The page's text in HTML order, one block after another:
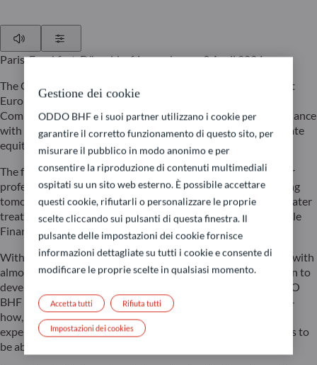
Paris, Frankfurt, Düsseldorf, Luxembourg, 9 April 2024
The ODDO BHF AM Private Assets team is launching its first
European long-term investment fund. Called ODDO BHF
Commit for Tomorrow ELTIF, it has been structured in accordance
with ELTIF 2.0, a regulation meant to promote access to private
equity by a greater number of retail investors.
The fund is managed under a strategy previously reserved for
professional clients. It aims to finance solutions for addressing
tomorrow’s challenges in fields such as energy storage and water
treatment. It is classified “Article 8” under the EU’s Sustainable
Finance Disclosure Regulation (SFDR).
With a track record more than 20 years in private assets and with
almost 4 billion euros in capital raised, ODDO BHF AM began to
develop an environmental thematic capability in 2020. ODDO
BHF Commit for Tomorrow ELTIF will benefit from the know-
how, and the management and research skills of a team of 15
experts possessing top-notch market expertise and networks to
be able to initiate transactions.
Gestione dei cookie
ODDO BHF e i suoi partner utilizzano i cookie per
garantire il corretto funzionamento di questo sito, per
misurare il pubblico in modo anonimo e per
consentire la riproduzione di contenuti multimediali
ospitati su un sito web esterno. È possibile accettare
questi cookie, rifiutarli o personalizzare le proprie
scelte cliccando sui pulsanti di questa finestra. Il
pulsante delle impostazioni dei cookie fornisce
informazioni dettagliate su tutti i cookie e consente di
modificare le proprie scelte in qualsiasi momento.
Rifiuta tutti
Accetta tutti
Impostazioni dei cookies